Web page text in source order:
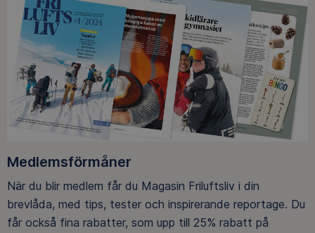
Medlemsförmåner
När du blir medlem får du Magasin Friluftsliv i din
brevlåda, med tips, tester och inspirerande reportage. Du
får också fina rabatter, som upp till 25% rabatt på